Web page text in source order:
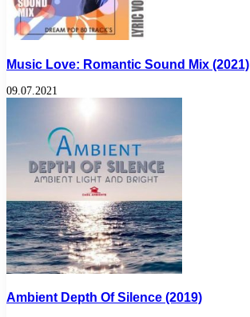
Music Love: Romantic Sound Mix (2021)
09.07.2021
Ambient Depth Of Silence (2019)